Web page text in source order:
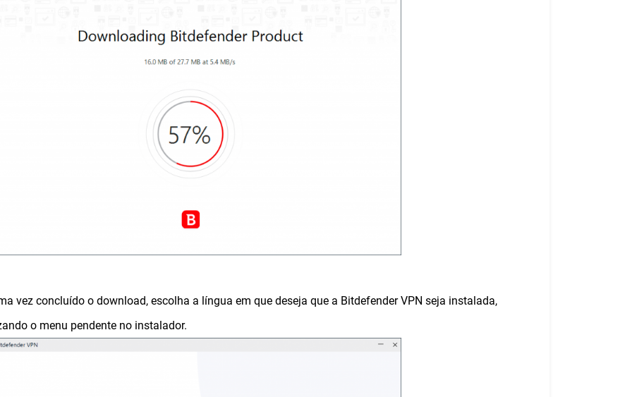
vez concluído o download, escolha a língua em que deseja que a Bitdefender VPN seja instalada,
o menu pendente no instalador.